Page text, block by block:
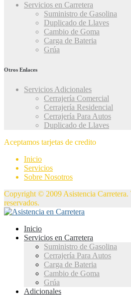
Servicios en Carretera
Suministro de Gasolina
Duplicado de Llaves
Cambio de Goma
Carga de Bateria
Grúa
Otros Enlaces
Servicios Adicionales
Cerrajería Comercial
Cerrajería Residencial
Cerrajería Para Autos
Duplicado de Llaves
Aceptamos tarjetas de credito
Inicio
Servicios
Sobre Nosotros
Copyright © 2009 Asistencia Carretera.
reservados.
Inicio
Servicios en Carretera
Suministro de Gasolina
Cerrajería Para Autos
Carga de Bateria
Cambio de Goma
Grúa
Adicionales